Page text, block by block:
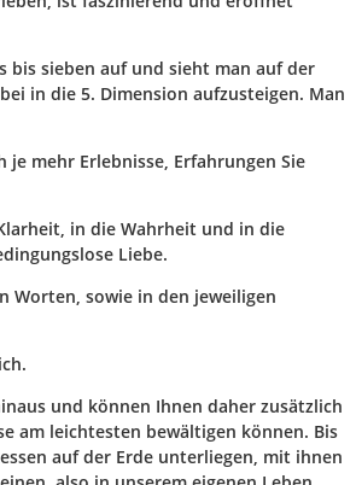
bis sieben auf und sieht man auf der
in die 5. Dimension aufzusteigen. Man
je mehr Erlebnisse, Erfahrungen Sie
in die Wahrheit und in die
Liebe.
Worten, sowie in den jeweiligen
und können Ihnen daher zusätzlich
am leichtesten bewältigen können. Bis
auf der Erde unterliegen, mit ihnen